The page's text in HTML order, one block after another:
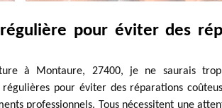
pour éviter des
à Montaure, 27400, je ne saurais
pour éviter des réparations
professionnels. Tous nécessitent une